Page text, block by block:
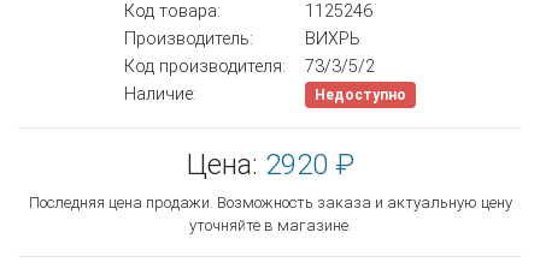
Код товара:
1125246
Производитель:
ВИХРЬ
Код производителя:
73/3/5/2
Наличие:
Недоступно
Цена: 2920 ₽
Последняя цена продажи. Возможность заказа и актуальную цену
уточняйте в магазине.